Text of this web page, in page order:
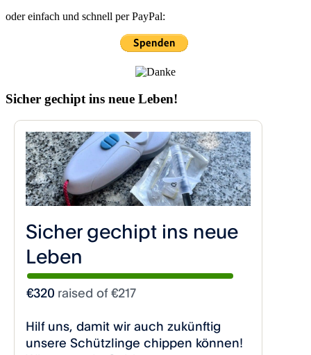
oder einfach und schnell per PayPal:
Sicher gechipt ins neue Leben!